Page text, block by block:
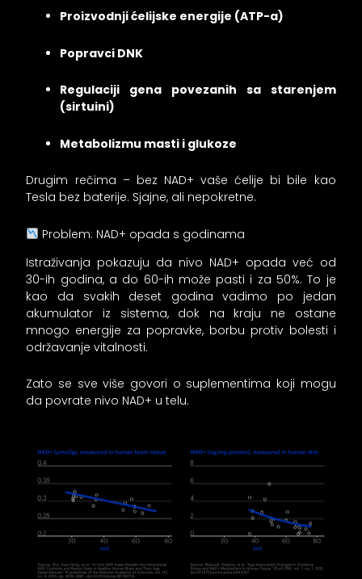
Proizvodnji ćelijske energije (ATP-a)
Popravci DNK
Regulaciji gena povezanih sa starenjem
(sirtuini)
Metabolizmu masti i glukoze
Drugim rečima – bez NAD+ vaše ćelije bi bile kao
Tesla bez baterije. Sjajne, ali nepokretne.
Problem: NAD+ opada s godinama
Istraživanja pokazuju da nivo NAD+ opada već od
30-ih godina, a do 60-ih može pasti i za 50%. To je
kao da svakih deset godina vadimo po jedan
akumulator iz sistema, dok na kraju ne ostane
mnogo energije za popravke, borbu protiv bolesti i
održavanje vitalnosti.
Zato se sve više govori o suplementima koji mogu
da povrate nivo NAD+ u telu.